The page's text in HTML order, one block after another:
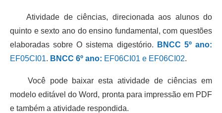
Atividade de ciências, direcionada aos alunos do
quinto e sexto ano do ensino fundamental, com questões
elaboradas sobre O sistema digestório.
BNCC 5º ano:
EF05CI01. BNCC 6º ano: EF06CI01 e EF06CI02.
Você pode baixar esta atividade de ciências em
modelo editável do Word, pronta para impressão em PDF
e também a atividade respondida.